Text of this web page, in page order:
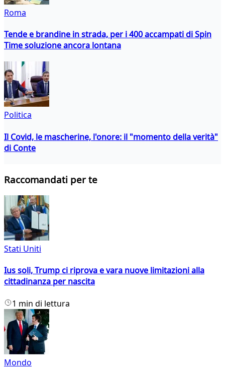
Roma
Tende e brandine in strada, per i 400 accampati di Spin
Time soluzione ancora lontana
Politica
Il Covid, le mascherine, l'onore: il "momento della verità"
di Conte
Raccomandati per te
Stati Uniti
Ius soli, Trump ci riprova e vara nuove limitazioni alla
cittadinanza per nascita
1 min di lettura
Mondo